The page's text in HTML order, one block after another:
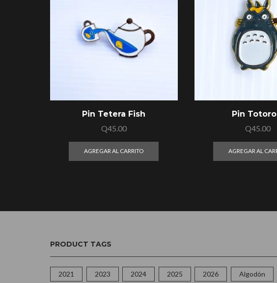
Pin Tetera Fish
Q45.00
AGREGAR AL CARRITO
Pin
Q45.00
AGREGAR AL
PRODUCT TAGS
2021 2023 2024 2025 2026 Algodón